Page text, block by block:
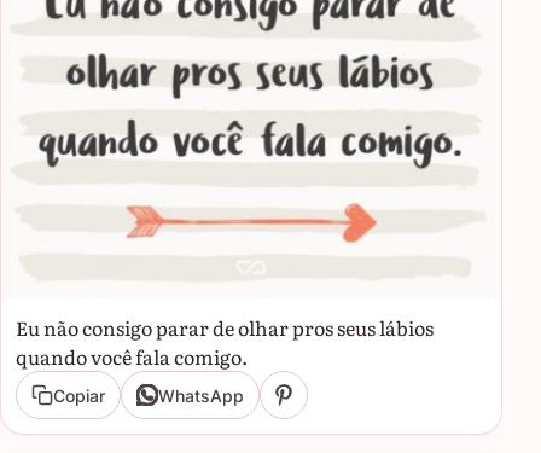
Eu não consigo parar de olhar pros seus lábios
quando você fala comigo.
Copiar WhatsApp